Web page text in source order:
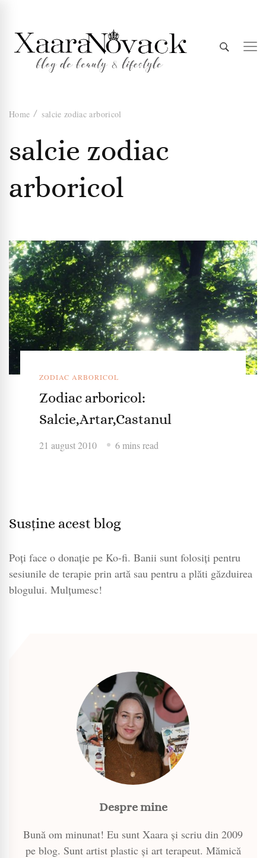
Xaara
Novack
Home salcie zodiac arboricol
salcie zodiac
arboricol
ZODIAC ARBORICOL
Zodiac arboricol:
Salcie,Artar,Castanul
21 august 2010 6 mins read
Susține acest blog
Poți face o donație pe Ko-fi. Banii sunt folosiți pentru
sesiunile de terapie prin artă sau pentru a plăti găzduirea
blogului. Mulțumesc!
Despre mine
Bună om minunat! Eu sunt Xaara și scriu din 2009
pe blog. Sunt artist plastic și art terapeut. Mămică